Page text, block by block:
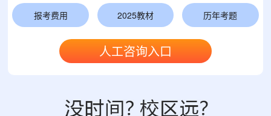
报考费用 2025教材 历年考题
人工咨询入口